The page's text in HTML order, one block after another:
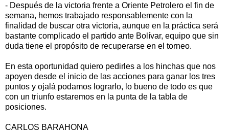
- Después de la victoria frente a Oriente Petrolero el fin de
semana, hemos trabajado responsablemente con la
finalidad de buscar otra victoria, aunque en la práctica será
bastante complicado el partido ante Bolívar, equipo que sin
duda tiene el propósito de recuperarse en el torneo.
En esta oportunidad quiero pedirles a los hinchas que nos
apoyen desde el inicio de las acciones para ganar los tres
puntos y ojalá podamos lograrlo, lo bueno de todo es que
con un triunfo estaremos en la punta de la tabla de
posiciones.
CARLOS BARAHONA